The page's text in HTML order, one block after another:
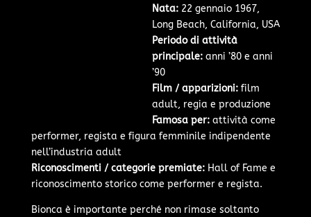
Nata:22 gennaio 1967,
Long Beach, California, USA
Periodo di attività
principale:anni ’80 e anni
’90
Film / apparizioni:film
adult, regia e produzione
Famosa per:attività come
performer, regista e figura femminile indipendente
nell’industria adult
Riconoscimenti / categorie premiate:Hall of Fame e
riconoscimento storico come performer e regista.
Bionca è importante perché non rimase soltanto